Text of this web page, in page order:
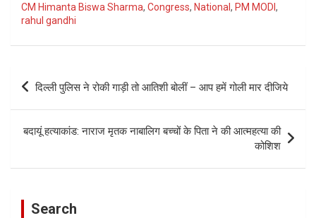
CM Himanta Biswa Sharma, Congress, National , PM MODI ,
rahul gandhi
Post
navigation
दिल्ली पुलिस ने रोकी गाड़ी तो आतिशी बोलीं – आप हमें गोली मार दीजिये
बदायूं हत्याकांड: नाराज मृतक नाबालिग बच्चों के पिता ने की आत्महत्या की
कोशिश
Search